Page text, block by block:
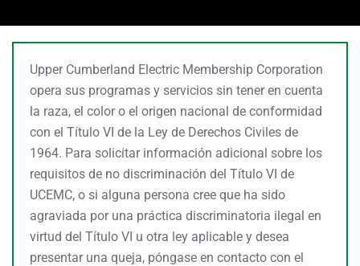
Upper Cumberland Electric Membership Corporation
opera sus programas y servicios sin tener en cuenta
la raza, el color o el origen nacional de conformidad
con el Título VI de la Ley de Derechos Civiles de
1964. Para solicitar información adicional sobre los
requisitos de no discriminación del Título VI de
UCEMC, o si alguna persona cree que ha sido
agraviada por una práctica discriminatoria ilegal en
virtud del Título VI u otra ley aplicable y desea
presentar una queja, póngase en contacto con el